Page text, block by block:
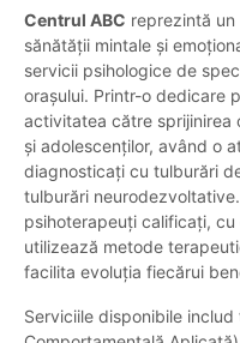
Centrul ABC reprezintă
sănătății mintale și
servicii psihologice de
orașului. Printr-o dedicare
activitatea către sprijinirea
și adolescenților, având o
diagnosticați cu tulburări
tulburări
psihoterapeuți calificați,
utilizează metode
facilita evoluția fiecărui
Serviciile disponibile includ